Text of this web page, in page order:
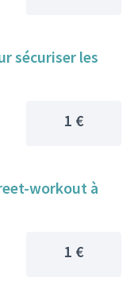
sécuriser les
1 €
workout à
1 €